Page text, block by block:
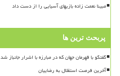
مبینا نعمت زاده بازیهای آسیایی را از دست داد
پربحث ترین ها
گفتگو با قهرمان جهان که در مبارزه با اشرار جانباز شد
آخرین فرصت استقلال به رضاییان